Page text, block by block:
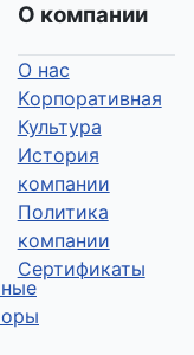
О компании
О нас
Kорпоративная
Культура
История
компании
Политика
компании
Сертификаты